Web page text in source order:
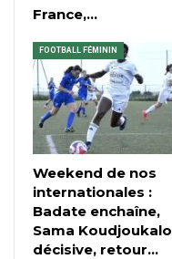
France,…
FOOTBALL FÉMININ
Weekend de nos
internationales :
Badate enchaîne,
Sama Koudjoukalo
décisive, retour…